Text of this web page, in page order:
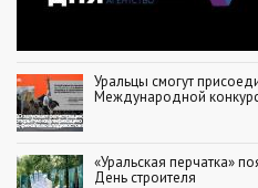
Уральцы смогут
Международной
«Уральская перчатка»
День строителя